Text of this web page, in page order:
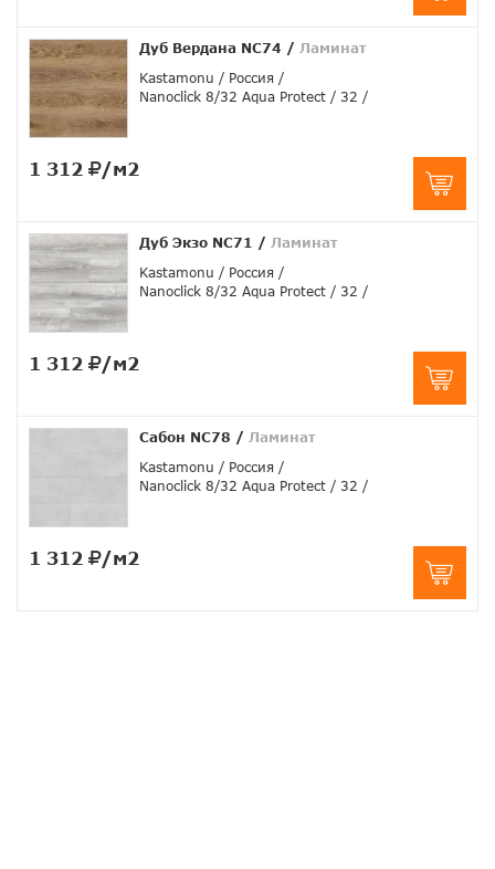
Дуб Вердана NC74 / Ламинат
Kastamonu
Россия
Nanoclick 8/32 Aqua Protect
32
1 312 /м2
Дуб Экзо NC71 / Ламинат
Kastamonu
Россия
Nanoclick 8/32 Aqua Protect
32
1 312 /м2
Сабон NC78 / Ламинат
Kastamonu
Россия
Nanoclick 8/32 Aqua Protect
32
1 312 /м2